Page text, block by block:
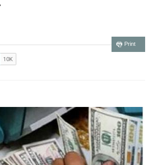
Print